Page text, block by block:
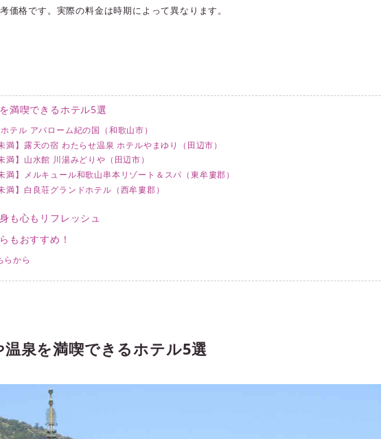
価格です。実際の料金は時期によって異なります。
満喫できるホテル5選
テル アバローム紀の国（和歌山市）
満】露天の宿 わたらせ温泉 ホテルやまゆり（田辺市）
満】山水館 川湯みどりや（田辺市）
満】メルキュール和歌山串本リゾート＆スパ（東牟婁郡）
満】白良荘グランドホテル（西牟婁郡）
も心もリフレッシュ
もおすすめ！
らから
温泉を満喫できるホテル5選